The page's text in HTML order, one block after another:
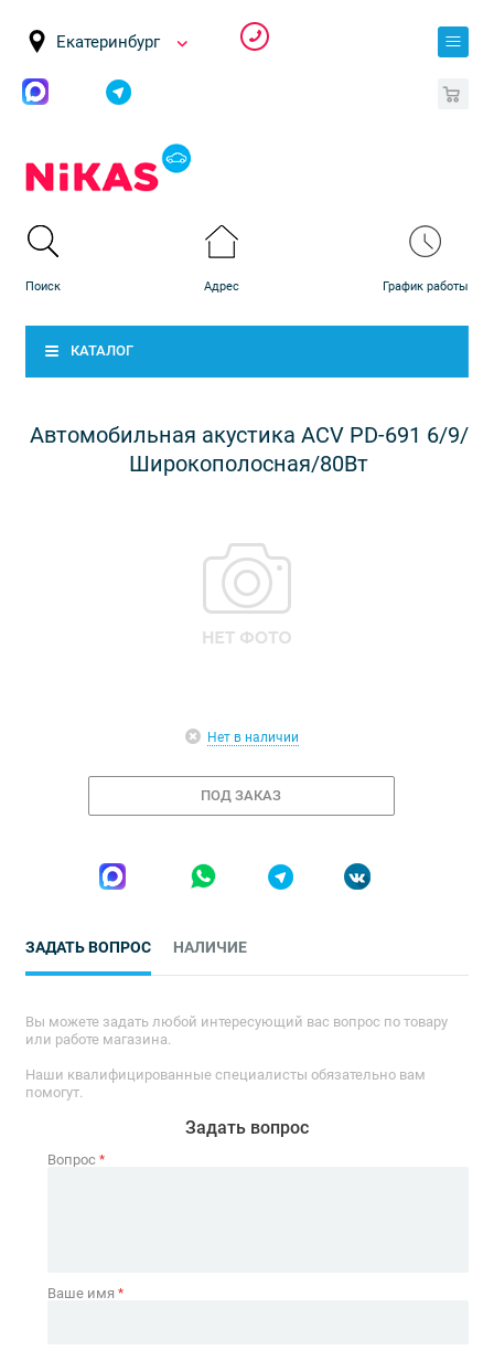
Екатеринбург
КАТАЛОГ
Автомобильная акустика ACV PD-691 6/9/
Широкополосная/80Вт
Нет в наличии
ПОД ЗАКАЗ
ЗАДАТЬ ВОПРОС НАЛИЧИЕ
Вы можете задать любой интересующий вас вопрос по товару
или работе магазина.
Наши квалифицированные специалисты обязательно вам
помогут.
Задать вопрос
Вопрос *
Ваше имя *